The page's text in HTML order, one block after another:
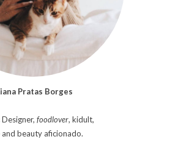
Pratas Borges
foodlover, kidult,
and beauty aficionado.